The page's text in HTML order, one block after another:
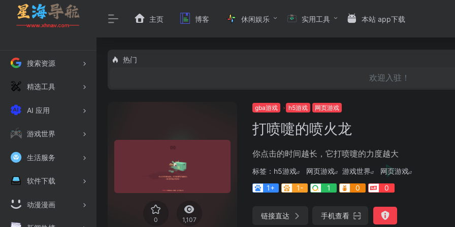
搜索资源
精选工具
AI 应用
游戏世界
生活服务
软件下载
动漫漫画
主页 博客 休闲娱乐 实用工具 本站 app下载
热门
欢迎入驻！
0 1,107
gba游戏 h5游戏 网页游戏
打喷嚏的喷火龙
你点击的时间越长，它打喷嚏的力度越大
标签： h5游戏 网页游戏 游戏世界
网页游戏
1+
1- 1 0 0
链接直达 手机查看